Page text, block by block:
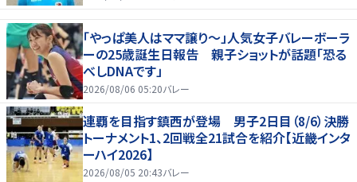
「やっぱ美人はママ譲り～」人気女子バレーボーラ
ーの25歳誕生日報告 親子ショットが話題「恐る
べしDNAです」
2026/08/06 05:20バレー
連覇を目指す鎮西が登場 男子2日目（8/6）決勝
トーナメント1、2回戦全21試合を紹介【近畿インタ
ーハイ2026】
2026/08/05 20:43バレー